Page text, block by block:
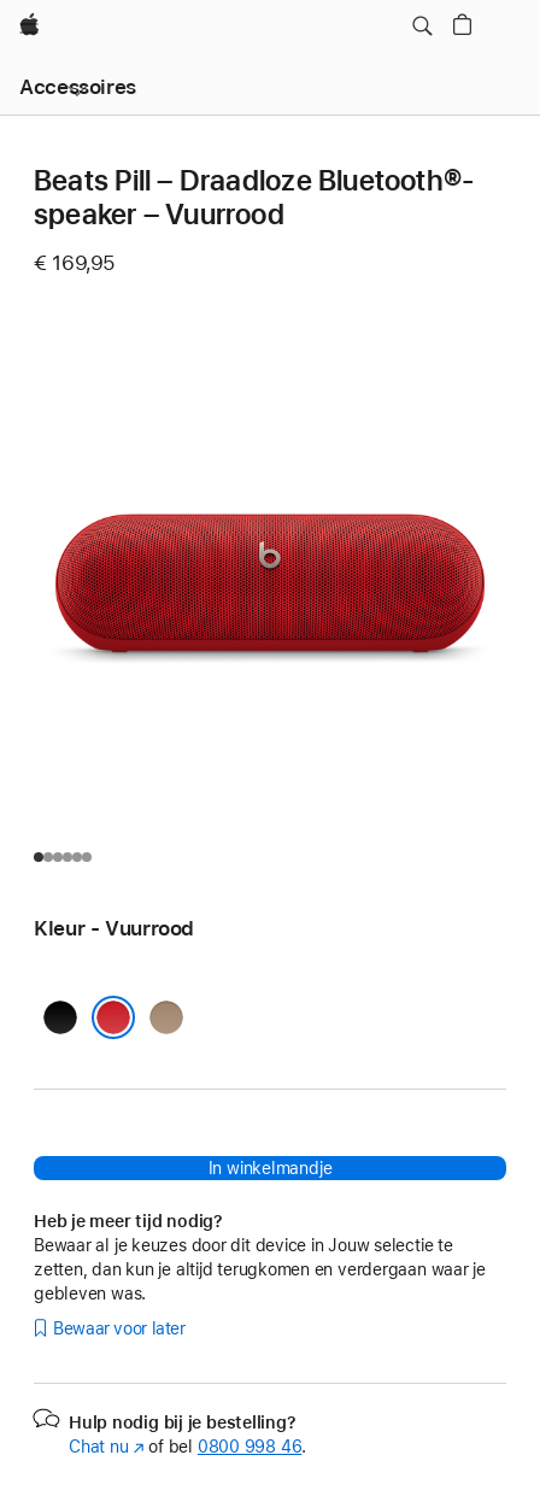
Apple
Accessoires
Nav
Open
Beats Pill – Draadloze Bluetooth®-
speaker – Vuurrood
€ 169,95
Kleur - Vuurrood
Matzwart
Bruisend
In winkelmandje
Heb je meer tijd nodig?
Bewaar al je keuzes door dit device in Jouw selectie te
zetten, dan kun je altijd terugkomen en verdergaan waar je
gebleven was.
Bewaar voor later
Hulp nodig bij je bestelling?
Chat nu (Wordt
of bel 0800 998 46.